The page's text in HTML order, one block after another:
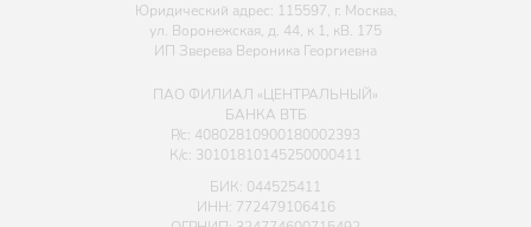
Юридический адрес: 115597, г. Москва,
ул. Воронежская, д. 44, к 1, кВ. 175
ИП Зверева Вероника Георгиевна
ПАО ФИЛИАЛ «ЦЕНТРАЛЬНЫЙ»
БАНКА ВТБ
Р/с: 40802810900180002393
К/с: 30101810145250000411
БИК: 044525411
ИНН: 772479106416